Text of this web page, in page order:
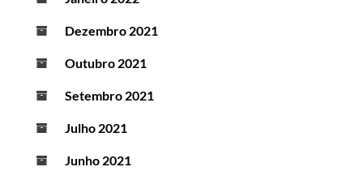
Dezembro 2021
Outubro 2021
Setembro 2021
Julho 2021
Junho 2021